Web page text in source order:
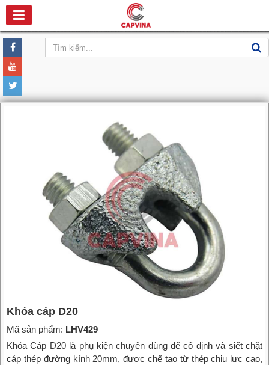
Khóa cáp D20
Mã sản phẩm: LHV429
Khóa Cáp D20 là phụ kiện chuyên dùng để cố định và siết chặt
cáp thép đường kính 20mm, được chế tạo từ thép chịu lực cao,